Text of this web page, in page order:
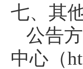
七、其
公告
中心（